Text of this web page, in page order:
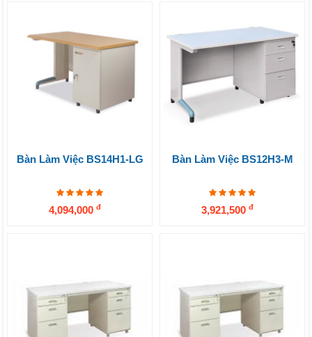
Bàn Làm Việc BS14H1-LG
4,094,000 đ
Bàn Làm Việc BS12H3-M
3,921,500 đ